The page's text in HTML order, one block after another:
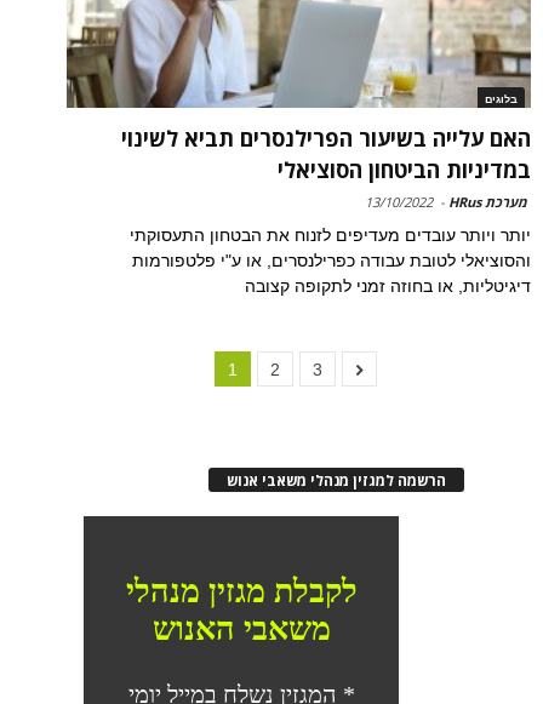
בלוגים
האם עלייה בשיעור הפרילנסרים תביא לשינוי
במדיניות הביטחון הסוציאלי
מערכת HRus -
13/10/2022
יותר ויותר עובדים מעדיפים לזנוח את הבטחון התעסוקתי
והסוציאלי לטובת עבודה כפרילנסרים, או ע"י פלטפורמות
דיגיטליות, או בחוזה זמני לתקופה קצובה
1 2 3
הרשמה למגזין מנהלי משאבי אנוש